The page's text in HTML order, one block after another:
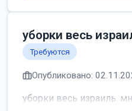
уборки весь
Требуются
Опубликовано:
уборки весь израиль.